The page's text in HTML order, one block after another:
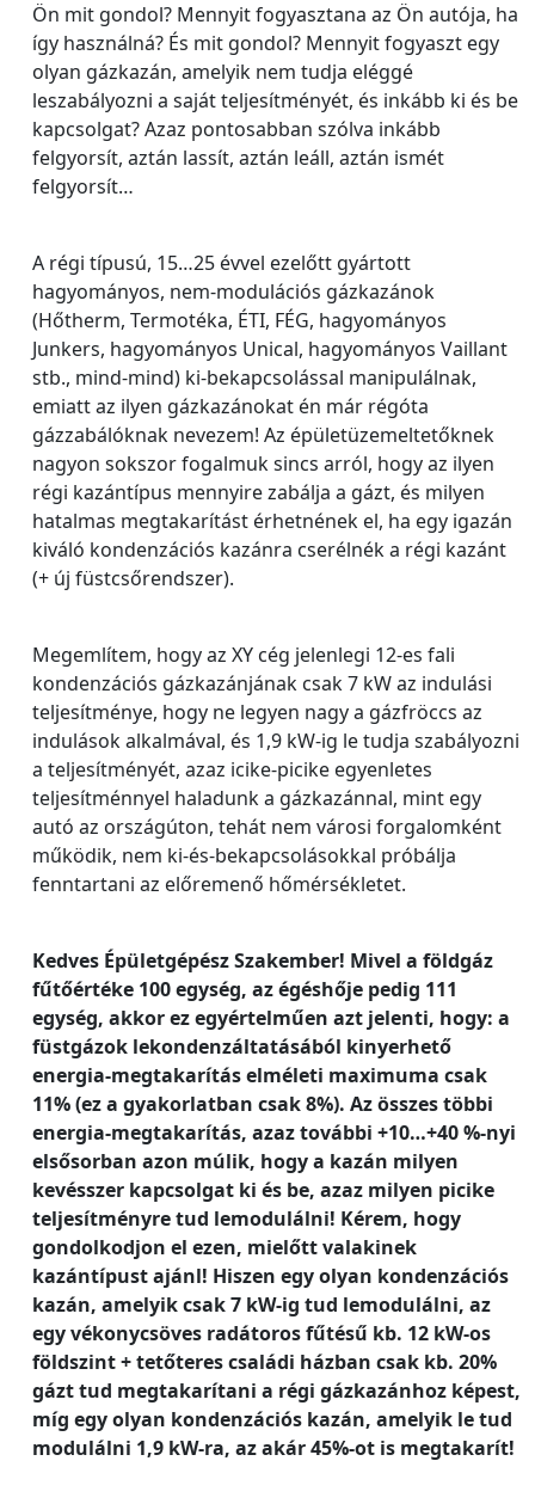
Ön mit gondol? Mennyit fogyasztana az Ön autója, ha
így használná? És mit gondol? Mennyit fogyaszt egy
olyan gázkazán, amelyik nem tudja eléggé
leszabályozni a saját teljesítményét, és inkább ki és be
kapcsolgat? Azaz pontosabban szólva inkább
felgyorsít, aztán lassít, aztán leáll, aztán ismét
felgyorsít…
A régi típusú, 15…25 évvel ezelőtt gyártott
hagyományos, nem-modulációs gázkazánok
(Hőtherm, Termotéka, ÉTI, FÉG, hagyományos
Junkers, hagyományos Unical, hagyományos Vaillant
stb., mind-mind) ki-bekapcsolással manipulálnak,
emiatt az ilyen gázkazánokat én már régóta
gázzabálóknak nevezem! Az épületüzemeltetőknek
nagyon sokszor fogalmuk sincs arról, hogy az ilyen
régi kazántípus mennyire zabálja a gázt, és milyen
hatalmas megtakarítást érhetnének el, ha egy igazán
kiváló kondenzációs kazánra cserélnék a régi kazánt
(+ új füstcsőrendszer).
Megemlítem, hogy az XY cég jelenlegi 12-es fali
kondenzációs gázkazánjának csak 7 kW az indulási
teljesítménye, hogy ne legyen nagy a gázfröccs az
indulások alkalmával, és 1,9 kW-ig le tudja szabályozni
a teljesítményét, azaz icike-picike egyenletes
teljesítménnyel haladunk a gázkazánnal, mint egy
autó az országúton, tehát nem városi forgalomként
működik, nem ki-és-bekapcsolásokkal próbálja
fenntartani az előremenő hőmérsékletet.
Kedves Épületgépész Szakember! Mivel a földgáz
fűtőértéke 100 egység, az égéshője pedig 111
egység, akkor ez egyértelműen azt jelenti, hogy: a
füstgázok lekondenzáltatásából kinyerhető
energia-megtakarítás elméleti maximuma csak
11% (ez a gyakorlatban csak 8%). Az összes többi
energia-megtakarítás, azaz további +10…+40 %-nyi
elsősorban azon múlik, hogy a kazán milyen
kevésszer kapcsolgat ki és be, azaz milyen picike
teljesítményre tud lemodulálni! Kérem, hogy
gondolkodjon el ezen, mielőtt valakinek
kazántípust ajánl! Hiszen egy olyan kondenzációs
kazán, amelyik csak 7 kW-ig tud lemodulálni, az
egy vékonycsöves radátoros fűtésű kb. 12 kW-os
földszint + tetőteres családi házban csak kb. 20%
gázt tud megtakarítani a régi gázkazánhoz képest,
míg egy olyan kondenzációs kazán, amelyik le tud
modulálni 1,9 kW-ra, az akár 45%-ot is megtakarít!